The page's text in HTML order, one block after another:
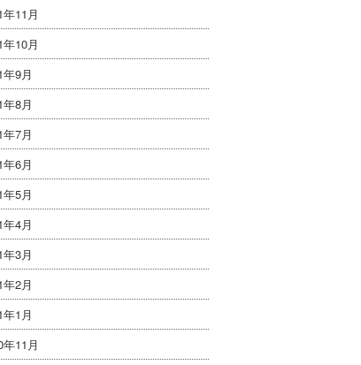
11月
10月
9月
8月
7月
6月
5月
4月
3月
2月
1月
11月